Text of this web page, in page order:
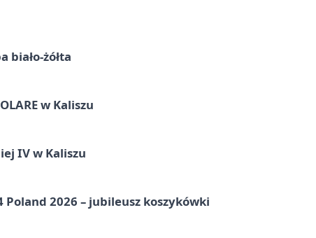
biało-żółta
w Kaliszu
IV w Kaliszu
2026 – jubileusz koszykówki